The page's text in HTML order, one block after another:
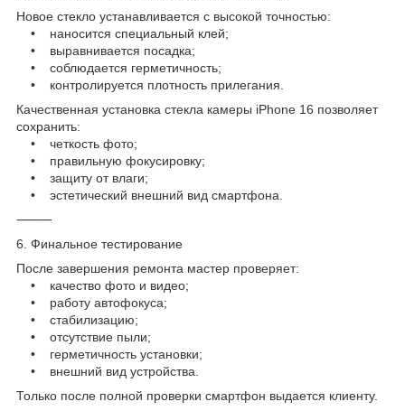
Новое стекло устанавливается с высокой точностью:
• наносится специальный клей;
• выравнивается посадка;
• соблюдается герметичность;
• контролируется плотность прилегания.
Качественная установка стекла камеры iPhone 16 позволяет
сохранить:
• четкость фото;
• правильную фокусировку;
• защиту от влаги;
• эстетический внешний вид смартфона.
⸻
6. Финальное тестирование
После завершения ремонта мастер проверяет:
• качество фото и видео;
• работу автофокуса;
• стабилизацию;
• отсутствие пыли;
• герметичность установки;
• внешний вид устройства.
Только после полной проверки смартфон выдается клиенту.